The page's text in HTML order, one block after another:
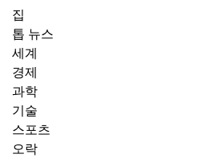
집
톱 뉴스
세계
경제
과학
기술
스포츠
오락